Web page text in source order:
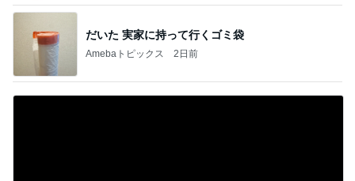
だいた 実家に持って行くゴミ袋
Amebaトピックス 2日前